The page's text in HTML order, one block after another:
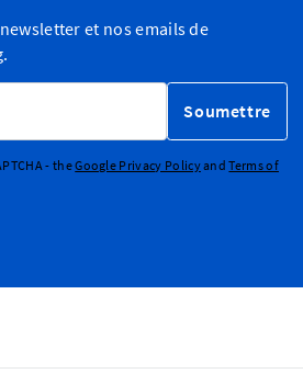
et nos emails de
Soumettre
- theGoogle Privacy PolicyandTerms of